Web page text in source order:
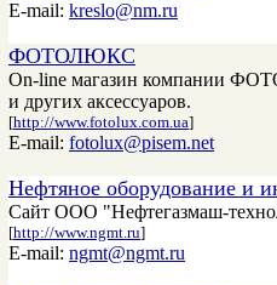
E-mail: kreslo@nm.ru
ФОТОЛЮКС
On-line магазин компании
и других аксессуаров.
[http://www.fotolux.com.ua]
E-mail: fotolux@pisem.net
Нефтяное оборудование и
Сайт ООО "Нефтегазмаш-
[http://www.ngmt.ru]
E-mail: ngmt@ngmt.ru